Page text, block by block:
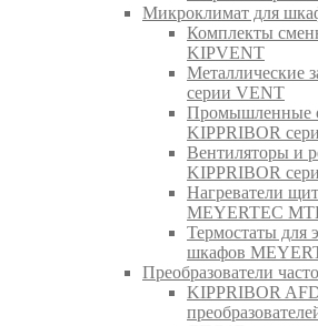
Микроклимат для
Комплекты
KIPVENT
Металлические
серии VENT
Промышленные
KIPPRIBOR
Вентиляторы и
KIPPRIBOR
Нагреватели
MEYERTEC
Термостаты для
шкафов
Преобразователи
KIPPRIBOR